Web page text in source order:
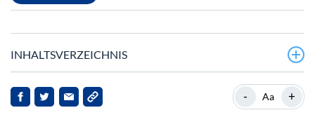
INHALTSVERZEICHNIS
- Aa +